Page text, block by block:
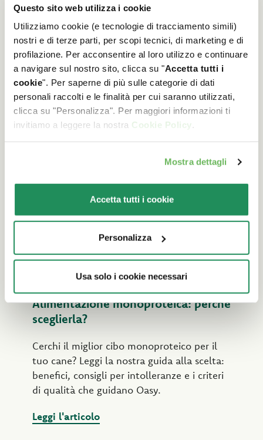
Questo sito web utilizza i cookie
Utilizziamo cookie (e tecnologie di tracciamento simili)
nostri e di terze parti, per scopi tecnici, di marketing e di
profilazione. Per acconsentire al loro utilizzo e continuare
a navigare sul nostro sito, clicca su "Accetta tutti i
cookie". Per saperne di più sulle categorie di dati
personali raccolti e le finalità per cui saranno utilizzati,
clicca su "Personalizza". Per maggiori informazioni ti
invitiamo a leggere la nostra Cookie Policy.
Mostra dettagli
Accetta tutti i cookie
Personalizza
Usa solo i cookie necessari
Come scegliere le crocchette migliori
per il nostro cane
Qualche caratteristica da tenere a mente
per portare nella ciotola l’alimento secco
migliore per il nostro amico a 4 zampe.
Alimentazione monoproteica: perché
sceglierla?
Cerchi il miglior cibo monoproteico per il
tuo cane? Leggi la nostra guida alla scelta:
benefici, consigli per intolleranze e i criteri
di qualità che guidano Oasy.
Leggi l'articolo